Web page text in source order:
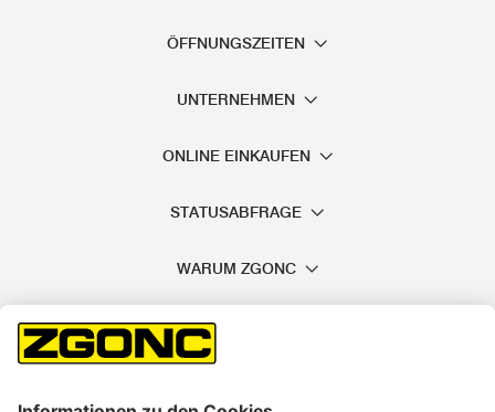
ÖFFNUNGSZEITEN
UNTERNEHMEN
ONLINE EINKAUFEN
STATUSABFRAGE
WARUM ZGONC